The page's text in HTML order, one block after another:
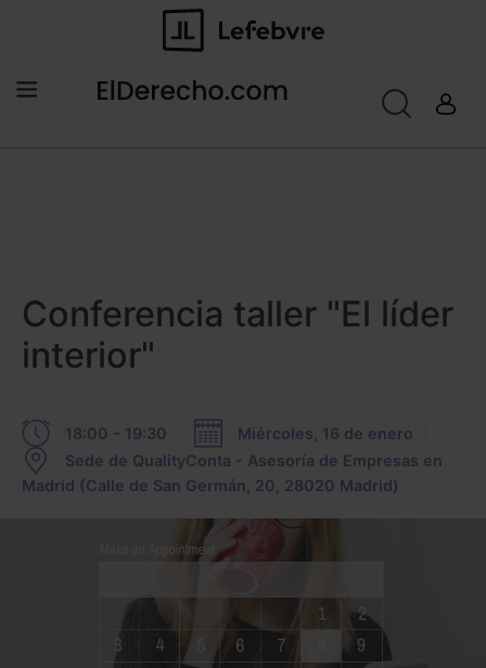
Conferencia taller "El líder
interior"
18:00 - 19:30
Miércoles, 16 de enero
Sede de QualityConta - Asesoría de Empresas en
Madrid (Calle de San Germán, 20, 28020 Madrid)